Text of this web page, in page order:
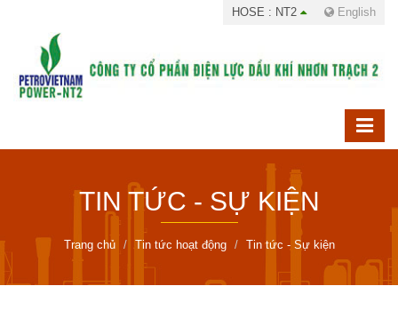
HOSE : NT2 English
TIN TỨC - SỰ KIỆN
Trang chủ Tin tức hoạt động Tin tức - Sự kiện